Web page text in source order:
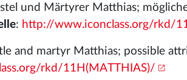
und Märtyrer Matthias;
: http://www.iconclass.org/rkd/
and martyr Matthias; possible
rkd/11H(MATTHIAS)/